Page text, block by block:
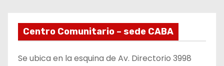
Centro Comunitario – sede CABA
Se ubica en la esquina de Av. Directorio 3998